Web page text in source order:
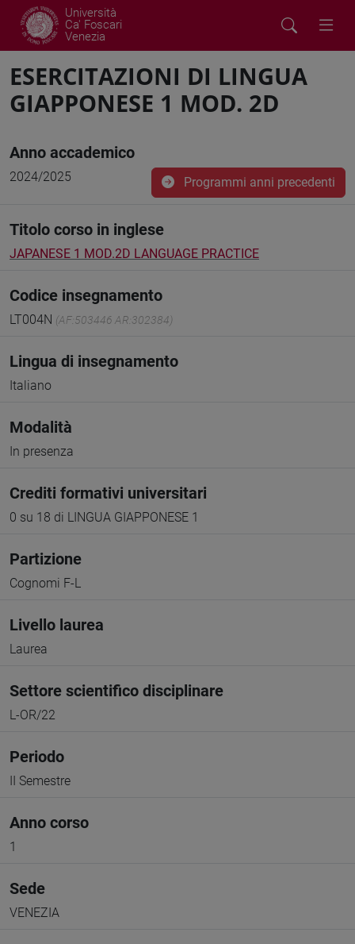
Università
Ca' Foscari
Venezia
ESERCITAZIONI DI LINGUA
GIAPPONESE 1 MOD. 2D
Anno accademico
2024/2025 Programmi anni precedenti
Titolo corso in inglese
JAPANESE 1 MOD.2D LANGUAGE PRACTICE
Codice insegnamento
LT004N (AF:503446 AR:302384)
Lingua di insegnamento
Italiano
Modalità
In presenza
Crediti formativi universitari
0 su 18 di LINGUA GIAPPONESE 1
Partizione
Cognomi F-L
Livello laurea
Laurea
Settore scientifico disciplinare
L-OR/22
Periodo
II Semestre
Anno corso
1
Sede
VENEZIA